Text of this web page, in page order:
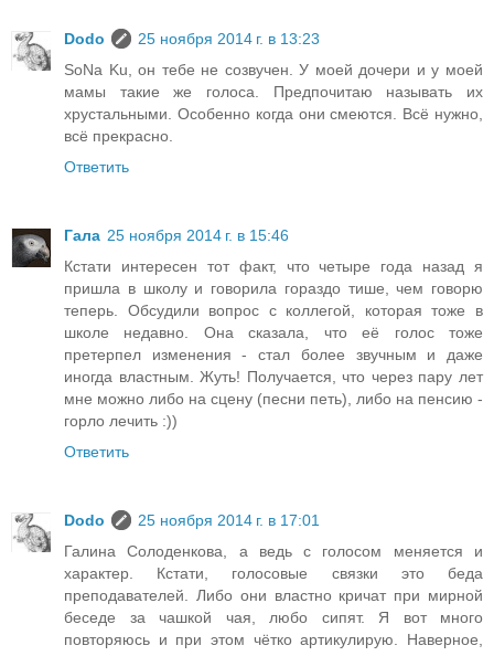
Dodo
25 ноября 2014 г. в 13:23
SoNa Ku, он тебе не созвучен. У моей дочери и у моей
мамы такие же голоса. Предпочитаю называть их
хрустальными. Особенно когда они смеются. Всё нужно,
всё прекрасно.
Ответить
Гала 25 ноября 2014 г. в 15:46
Кстати интересен тот факт, что четыре года назад я
пришла в школу и говорила гораздо тише, чем говорю
теперь. Обсудили вопрос с коллегой, которая тоже в
школе недавно. Она сказала, что её голос тоже
претерпел изменения - стал более звучным и даже
иногда властным. Жуть! Получается, что через пару лет
мне можно либо на сцену (песни петь), либо на пенсию -
горло лечить :))
Ответить
Dodo
25 ноября 2014 г. в 17:01
Галина Солоденкова, а ведь с голосом меняется и
характер. Кстати, голосовые связки это беда
преподавателей. Либо они властно кричат при мирной
беседе за чашкой чая, любо сипят. Я вот много
повторяюсь и при этом чётко артикулирую. Наверное,